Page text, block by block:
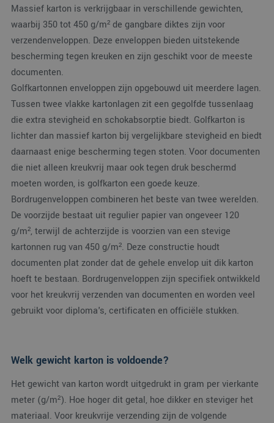
Massief karton is verkrijgbaar in verschillende gewichten,
waarbij 350 tot 450 g/m² de gangbare diktes zijn voor
verzendenveloppen. Deze enveloppen bieden uitstekende
bescherming tegen kreuken en zijn geschikt voor de meeste
documenten.
Golfkartonnen enveloppen zijn opgebouwd uit meerdere lagen.
Tussen twee vlakke kartonlagen zit een gegolfde tussenlaag
die extra stevigheid en schokabsorptie biedt. Golfkarton is
lichter dan massief karton bij vergelijkbare stevigheid en biedt
daarnaast enige bescherming tegen stoten. Voor documenten
die niet alleen kreukvrij maar ook tegen druk beschermd
moeten worden, is golfkarton een goede keuze.
Bordrugenveloppen combineren het beste van twee werelden.
De voorzijde bestaat uit regulier papier van ongeveer 120
g/m², terwijl de achterzijde is voorzien van een stevige
kartonnen rug van 450 g/m². Deze constructie houdt
documenten plat zonder dat de gehele envelop uit dik karton
hoeft te bestaan. Bordrugenveloppen zijn specifiek ontwikkeld
voor het kreukvrij verzenden van documenten en worden veel
gebruikt voor diploma's, certificaten en officiële stukken.
Welk gewicht karton is voldoende?
Het gewicht van karton wordt uitgedrukt in gram per vierkante
meter (g/m²). Hoe hoger dit getal, hoe dikker en steviger het
materiaal. Voor kreukvrije verzending zijn de volgende